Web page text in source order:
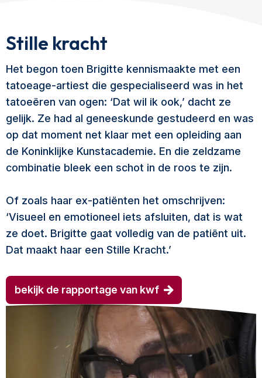
Stille kracht
Het begon toen Brigitte kennismaakte met een
tatoeage-artiest die gespecialiseerd was in het
tatoeëren van ogen: ‘Dat wil ik ook,’ dacht ze
gelijk. Ze had al geneeskunde gestudeerd en was
op dat moment net klaar met een opleiding aan
de Koninklijke Kunstacademie. En die zeldzame
combinatie bleek een schot in de roos te zijn.
Of zoals haar ex-patiënten het omschrijven:
‘Visueel en emotioneel iets afsluiten, dat is wat
ze doet. Brigitte gaat volledig van de patiënt uit.
Dat maakt haar een Stille Kracht.’
bekijk de rapportage van kwf